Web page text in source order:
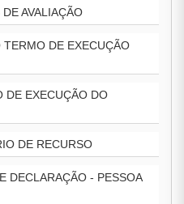
AVALIAÇÃO
DE EXECUÇÃO
DE EXECUÇÃO DO
DE RECURSO
DECLARAÇÃO - PESSOA